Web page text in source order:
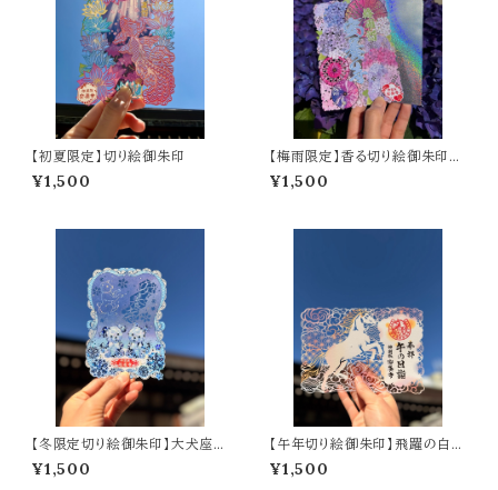
【初夏限定】切り絵御朱印
¥1,500
【梅雨限定】香る切り絵御朱印
虹雨のしずく 〜紫陽花と番傘の
オーロラ御朱印〜 (A6サイズ)
¥1,500
【冬限定切り絵御朱印】大犬座-
Sirius-（A6サイズ）
¥1,500
【午年切り絵御朱印】飛躍の白馬
（A5サイズ）
¥1,500